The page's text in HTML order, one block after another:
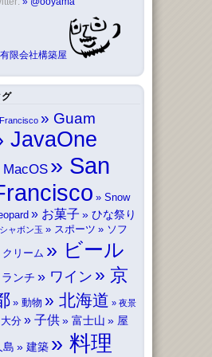
有限会社構築屋
Francisco Guam
JavaOne
MacOS
San
Snow
お菓子 ひな祭り
シャボン玉 スポーツ ソフ
クリーム ビール
ランチ ワイン
京
動物 北海道 夜景
大分 子供 富士山 屋
島 建築 料理